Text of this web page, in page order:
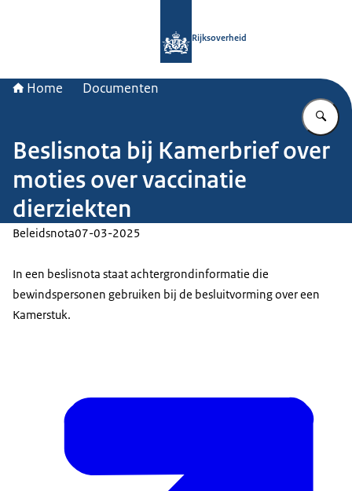
Rijksoverheid
Home Documenten
Beslisnota bij Kamerbrief over
moties over vaccinatie
dierziekten
Beleidsnota07-03-2025
In een beslisnota staat achtergrondinformatie die
bewindspersonen gebruiken bij de besluitvorming over een
Kamerstuk.